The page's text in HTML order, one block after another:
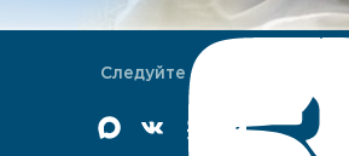
Следуйте за нами